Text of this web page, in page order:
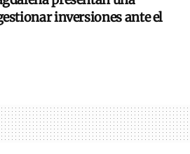
inversiones ante el